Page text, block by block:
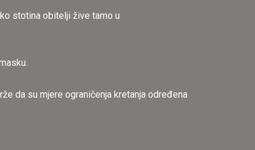
stotina obitelji žive tamo u
da su mjere ograničenja kretanja određena